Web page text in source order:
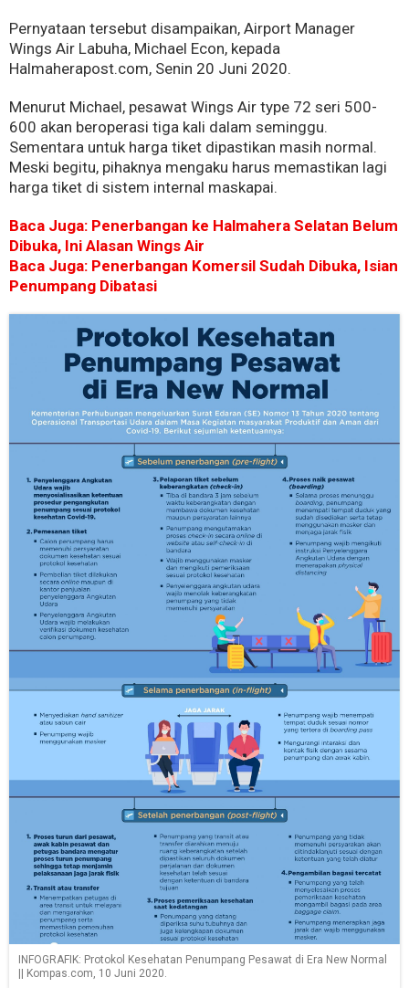
Pernyataan tersebut disampaikan, Airport Manager
Wings Air Labuha, Michael Econ, kepada
Halmaherapost.com, Senin 20 Juni 2020.
Menurut Michael, pesawat Wings Air type 72 seri 500-
600 akan beroperasi tiga kali dalam seminggu.
Sementara untuk harga tiket dipastikan masih normal.
Meski begitu, pihaknya mengaku harus memastikan lagi
harga tiket di sistem internal maskapai.
Baca Juga: Penerbangan ke Halmahera Selatan Belum
Dibuka, Ini Alasan Wings Air
Baca Juga: Penerbangan Komersil Sudah Dibuka, Isian
Penumpang Dibatasi
INFOGRAFIK: Protokol Kesehatan Penumpang Pesawat di Era New Normal
|| Kompas.com, 10 Juni 2020.